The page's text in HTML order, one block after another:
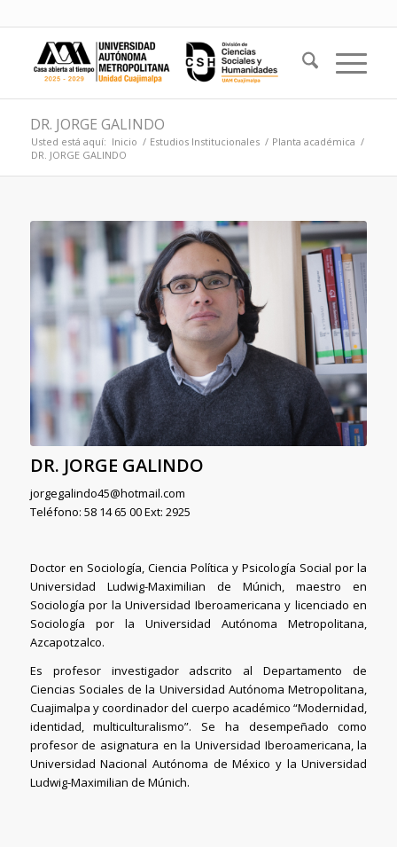
DR. JORGE GALINDO
Usted está aquí: Inicio / Estudios Institucionales / Planta académica /
DR. JORGE GALINDO
DR. JORGE GALINDO
jorgegalindo45@hotmail.com
Teléfono: 58 14 65 00 Ext: 2925
Doctor en Sociología, Ciencia Política y Psicología Social por la
Universidad Ludwig-Maximilian de Múnich, maestro en
Sociología por la Universidad Iberoamericana y licenciado en
Sociología por la Universidad Autónoma Metropolitana,
Azcapotzalco.
Es profesor investigador adscrito al Departamento de
Ciencias Sociales de la Universidad Autónoma Metropolitana,
Cuajimalpa y coordinador del cuerpo académico “Modernidad,
identidad, multiculturalismo”. Se ha desempeñado como
profesor de asignatura en la Universidad Iberoamericana, la
Universidad Nacional Autónoma de México y la Universidad
Ludwig-Maximilian de Múnich.